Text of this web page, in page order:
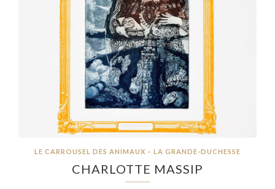
LE CARROUSEL DES ANIMAUX – LA GRANDE-DUCHESSE
CHARLOTTE MASSIP